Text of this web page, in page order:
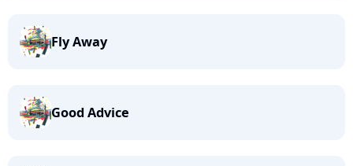
Fly Away
Good Advice